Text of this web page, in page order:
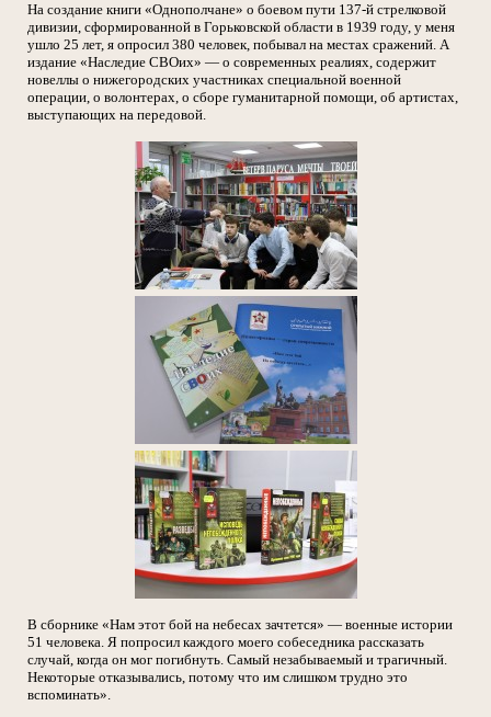
На создание книги «Однополчане» о боевом пути 137-й стрелковой
дивизии, сформированной в Горьковской области в 1939 году, у меня
ушло 25 лет, я опросил 380 человек, побывал на местах сражений. А
издание «Наследие СВОих» — о современных реалиях, содержит
новеллы о нижегородских участниках специальной военной
операции, о волонтерах, о сборе гуманитарной помощи, об артистах,
выступающих на передовой.
В сборнике «Нам этот бой на небесах зачтется» — военные истории
51 человека. Я попросил каждого моего собеседника рассказать
случай, когда он мог погибнуть. Самый незабываемый и трагичный.
Некоторые отказывались, потому что им слишком трудно это
вспоминать».